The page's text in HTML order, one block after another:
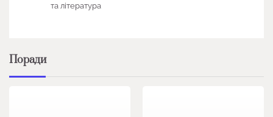
та література
Поради